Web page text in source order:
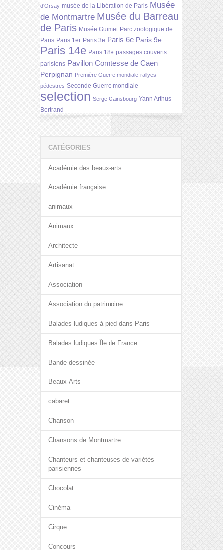
d'Orsay musée de la Libération de Paris Musée
de Montmartre Musée du Barreau
de Paris Musée Guimet Parc zoologique de
Paris Paris 1er Paris 3e Paris 6e Paris 9e
Paris 14e Paris 18e passages couverts
parisiens Pavillon Comtesse de Caen
Perpignan Première Guerre mondiale rallyes
pédestres Seconde Guerre mondiale
selection Serge Gainsbourg Yann Arthus-
Bertrand
CATÉGORIES
Académie des beaux-arts
Académie française
animaux
Animaux
Architecte
Artisanat
Association
Association du patrimoine
Balades ludiques à pied dans Paris
Balades ludiques Île de France
Bande dessinée
Beaux-Arts
cabaret
Chanson
Chansons de Montmartre
Chanteurs et chanteuses de variétés
parisiennes
Chocolat
Cinéma
Cirque
Concours